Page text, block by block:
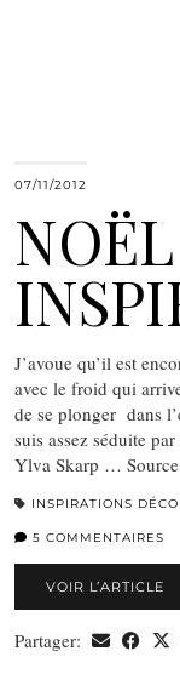
07/11/2012
NOËL
J’avoue qu’il est
avec le froid qui
de se plonger dans
suis assez séduite
Ylva Skarp …
INSPIRATIONS DÉCO
5 COMMENTAIRES
VOIR L’ARTICLE
Partager: